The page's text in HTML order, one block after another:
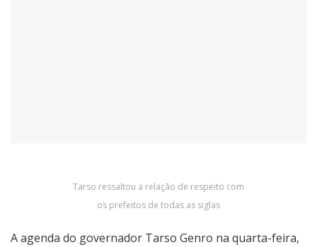
Tarso ressaltou a relação de respeito com
os prefeitos de todas as siglas
A agenda do governador Tarso Genro na quarta-feira,